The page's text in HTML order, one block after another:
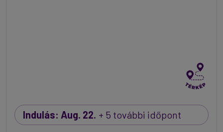
Indulás: Aug. 22. + 5 további időpont